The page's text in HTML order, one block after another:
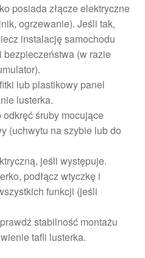
posiada złącze elektryczne
ogrzewanie). Jeśli tak,
instalację samochodu
(w razie
lub plastikowy panel
lusterka.
śruby mocujące
(uchwytu na szybie lub do
jeśli występuje.
podłącz wtyczkę i
funkcji (jeśli
stabilność montażu
tafli lusterka.